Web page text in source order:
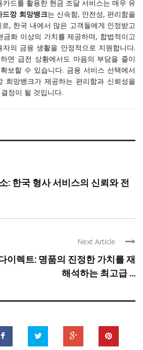
드를 활용한 현금 조달 서비스는 매우 유
드깡 희망뱅크는 신속함, 안전성, 편리함을
, 한국 내에서 많은 고객들에게 인정받고
금화 이상의 가치를 제공하며, 합법적이고
의 금융 생활을 안정적으로 지원합니다.
면 급전 상황에서도 마음의 부담을 줄이
보할 수 있습니다. 금융 서비스 선택에서
희망뱅크가 제공하는 편리함과 신뢰성을
정이 될 것입니다.
: 한국 형사 서비스의 신뢰와 전
Next Article
이렉트: 명품의 진정한 가치를 재
해석하는 최고급 ...